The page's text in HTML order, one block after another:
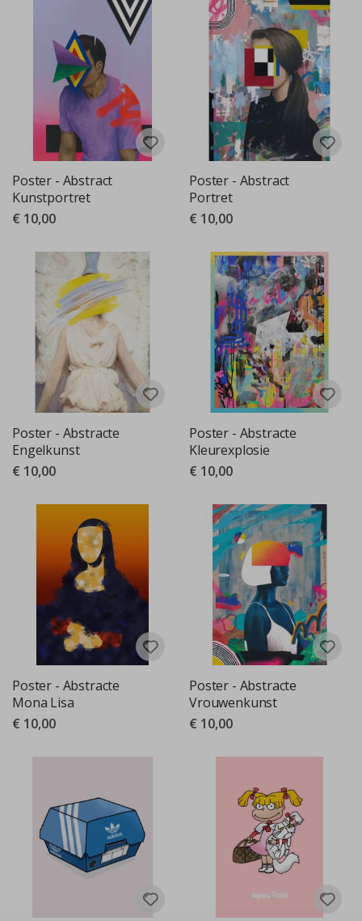
Poster - Abstract
Kunstportret
€ 10,00
Poster - Abstract
Portret
€ 10,00
Poster - Abstracte
Engelkunst
€ 10,00
Poster - Abstracte
Kleurexplosie
€ 10,00
Poster - Abstracte
Mona Lisa
€ 10,00
Poster - Abstracte
Vrouwenkunst
€ 10,00